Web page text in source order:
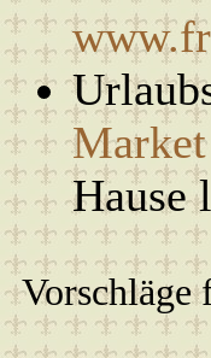
Hause
Vorschläge